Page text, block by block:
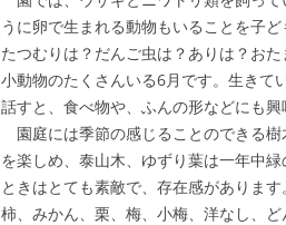
うに卵で生まれる動物もいることを子
たつむりは？だんご虫は？ありは？お
小動物のたくさんいる6月です。生きて
話すと、食べ物や、ふんの形などにも
園庭には季節の感じることのできる
を楽しめ、泰山木、ゆずり葉は一年中
ときはとても素敵で、存在感がありま
柿、みかん、栗、梅、小梅、洋なし、